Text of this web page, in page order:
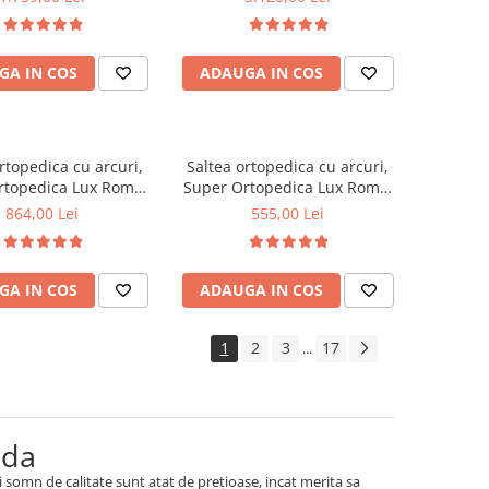
foam 2,5 cm, husa
sistem de aerisire
greutate maxima
100 kg/utilizator,
IN COS
confort, spuma poliuretanica
HR, memory foam 4 cm, husa
detasabila 3D, hipoalergenica,
fermitate medie, Saltsib
ADAUGA IN COS
cu arcuri,
Lux Roma,
fermitate tare,
sistem aerisire
Saltex
864,00 Lei
IN COS
Saltea ortopedica cu arcuri,
Super Ortopedica Lux Roma,
90x200x23cm, fermitate tare,
vara-iarna, sistem aerisire
perimetral, Saltex
555,00 Lei
ADAUGA IN COS
1 2 3 ... 17
de calitate sunt atat de pretioase, incat merita sa